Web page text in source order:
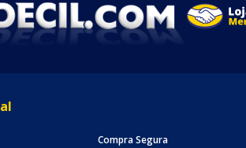
Compra Segura